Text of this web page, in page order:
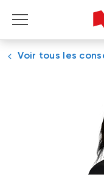
Particuliers
Gestion de
Voir tous les